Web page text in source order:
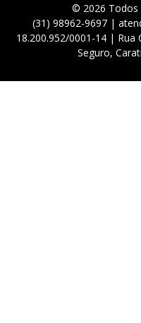
© 2026 Todos
(31) 98962-9697 |
18.200.952/0001-14 | Rua
Seguro,